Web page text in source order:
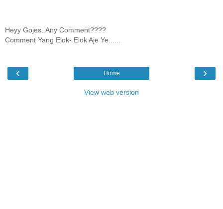
Heyy Gojes..Any Comment????
Comment Yang Elok- Elok Aje Ye......
‹ ›
Home
View web version